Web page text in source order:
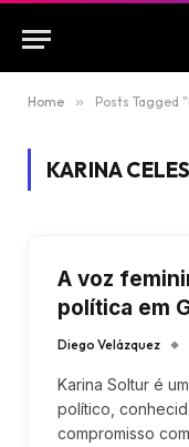
Home » Posts Tagged
KARINA
A voz
política em
Diego Velázquez
Karina Soltur é
político,
compromisso